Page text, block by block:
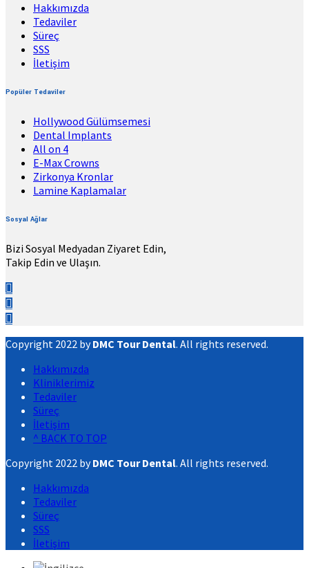
Hakkımızda
Tedaviler
Süreç
SSS
İletişim
Popüler Tedaviler
Hollywood Gülümsemesi
Dental Implants
All on 4
E-Max Crowns
Zirkonya Kronlar
Lamine Kaplamalar
Sosyal Ağlar
Bizi Sosyal Medyadan Ziyaret Edin,
Takip Edin ve Ulaşın.
Copyright 2022 byDMC Tour Dental. All rights reserved.
Hakkımızda
Kliniklerimiz
Tedaviler
Süreç
İletişim
^ BACK TO TOP
Copyright 2022 byDMC Tour Dental. All rights reserved.
Hakkımızda
Tedaviler
Süreç
SSS
İletişim